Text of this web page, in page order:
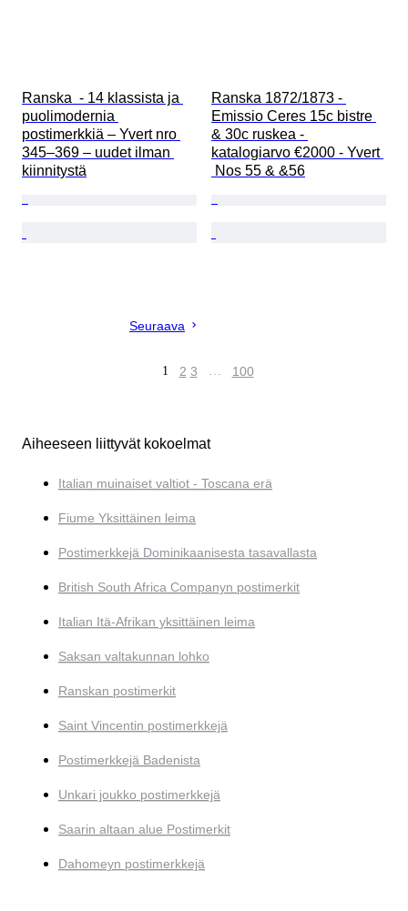
Ranska  - 14 klassista ja
puolimodernia
postimerkkiä – Yvert nro
345–369 – uudet ilman
kiinnitystä
Ranska 1872/1873 -
Emissio Ceres 15c bistre
& 30c ruskea -
katalogiarvo €2000 - Yvert
Nos 55 & &56
Seuraava
1 2 3 … 100
Aiheeseen liittyvät kokoelmat
Italian muinaiset valtiot - Toscana erä
Fiume Yksittäinen leima
Postimerkkejä Dominikaanisesta tasavallasta
British South Africa Companyn postimerkit
Italian Itä-Afrikan yksittäinen leima
Saksan valtakunnan lohko
Ranskan postimerkit
Saint Vincentin postimerkkejä
Postimerkkejä Badenista
Unkari joukko postimerkkejä
Saarin altaan alue Postimerkit
Dahomeyn postimerkkejä